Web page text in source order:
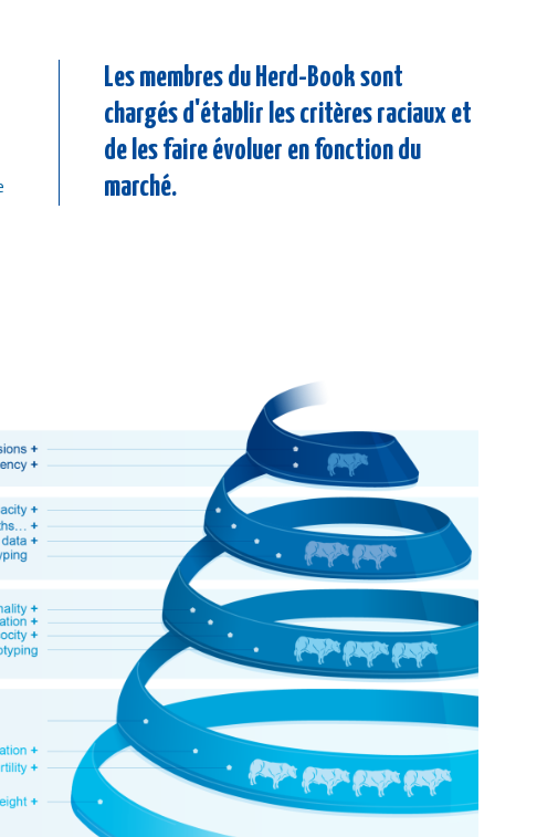
Les membres du Herd-Book sont
chargés d'établir les critères raciaux et
de les faire évoluer en fonction du
marché.